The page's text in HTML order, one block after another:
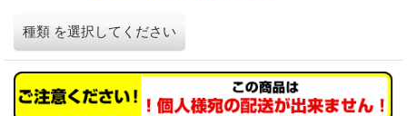
種類 を選択してください